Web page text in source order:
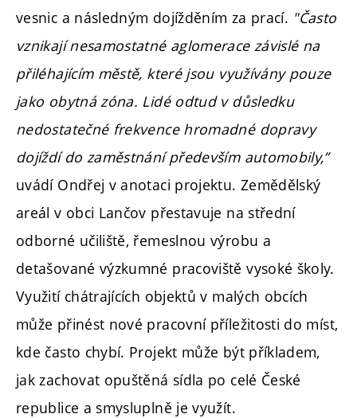
vesnic a následným dojížděním za prací. "Často
vznikají nesamostatné aglomerace závislé na
přiléhajícím městě, které jsou využívány pouze
jako obytná zóna. Lidé odtud v důsledku
nedostatečné frekvence hromadné dopravy
dojíždí do zaměstnání především automobily,”
uvádí Ondřej v anotaci projektu. Zemědělský
areál v obci Lančov přestavuje na střední
odborné učiliště, řemeslnou výrobu a
detašované výzkumné pracoviště vysoké školy.
Využití chátrajících objektů v malých obcích
může přinést nové pracovní příležitosti do míst,
kde často chybí. Projekt může být příkladem,
jak zachovat opuštěná sídla po celé České
republice a smysluplně je využít.